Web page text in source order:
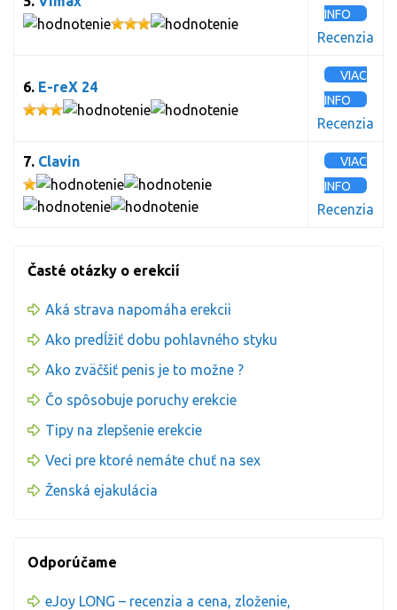
INFO
Recenzia
6. E-reX 24
VIAC
INFO
Recenzia
7. Clavin
VIAC
INFO
Recenzia
Časté otázky o erekcií
Aká strava napomáha erekcii
Ako predĺžiť dobu pohlavného styku
Ako zväčšiť penis je to možne ?
Čo spôsobuje poruchy erekcie
Tipy na zlepšenie erekcie
Veci pre ktoré nemáte chuť na sex
Ženská ejakulácia
Odporúčame
eJoy LONG – recenzia a cena, zloženie,